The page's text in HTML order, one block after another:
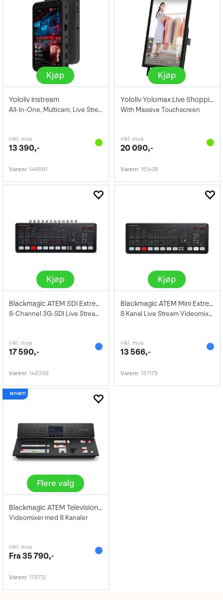
Kjøp
Yololiv Instream
All-In-One, Multicam, Live Stream
inkl. mva
13 390,-
Varenr 146881
Kjøp
Yololiv Yolomax Live Shopping Solution
With Massive Touchscreen
inkl. mva
20 090,-
Varenr 151428
Kjøp
Blackmagic ATEM SDI Extreme ISO
8-Channel 3G-SDI Live Streaming Switcher
inkl. mva
17 590,-
Varenr 146398
Kjøp
Blackmagic ATEM Mini Extreme
8 Kanal Live Stream Videomixer HDMI
inkl. mva
13 566,-
Varenr 137179
Flere valg
Blackmagic ATEM Television Studio
Videomixer med 8 Kanaler
inkl. mva
Fra 35 790,-
Varenr 176712